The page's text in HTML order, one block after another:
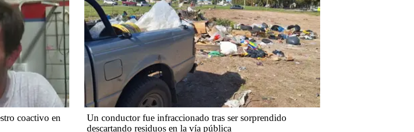
coactivo en
Un conductor fue infraccionado tras ser sorprendido
descartando residuos en la vía pública